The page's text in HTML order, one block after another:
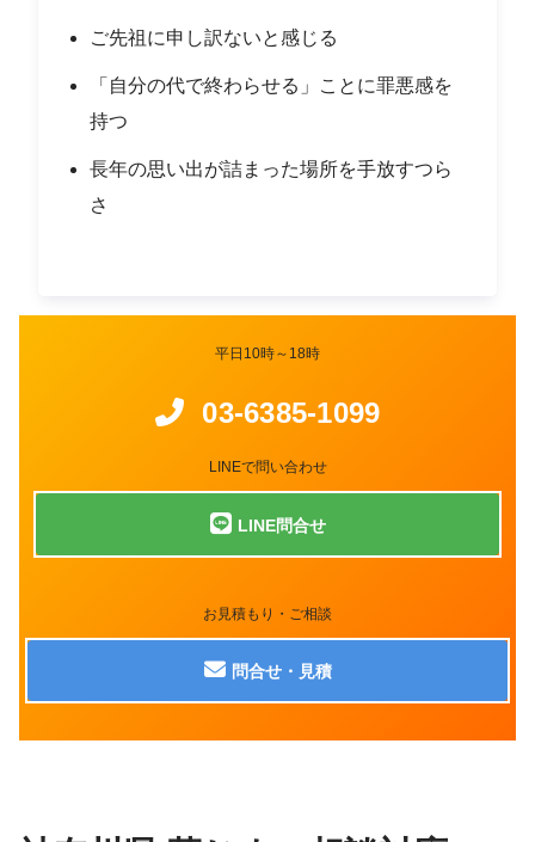
ご先祖に申し訳ないと感じる
「自分の代で終わらせる」ことに罪悪感を
持つ
長年の思い出が詰まった場所を手放すつら
さ
平日10時～18時
03-6385-1099
LINEで問い合わせ
LINE問合せ
お見積もり・ご相談
問合せ・見積